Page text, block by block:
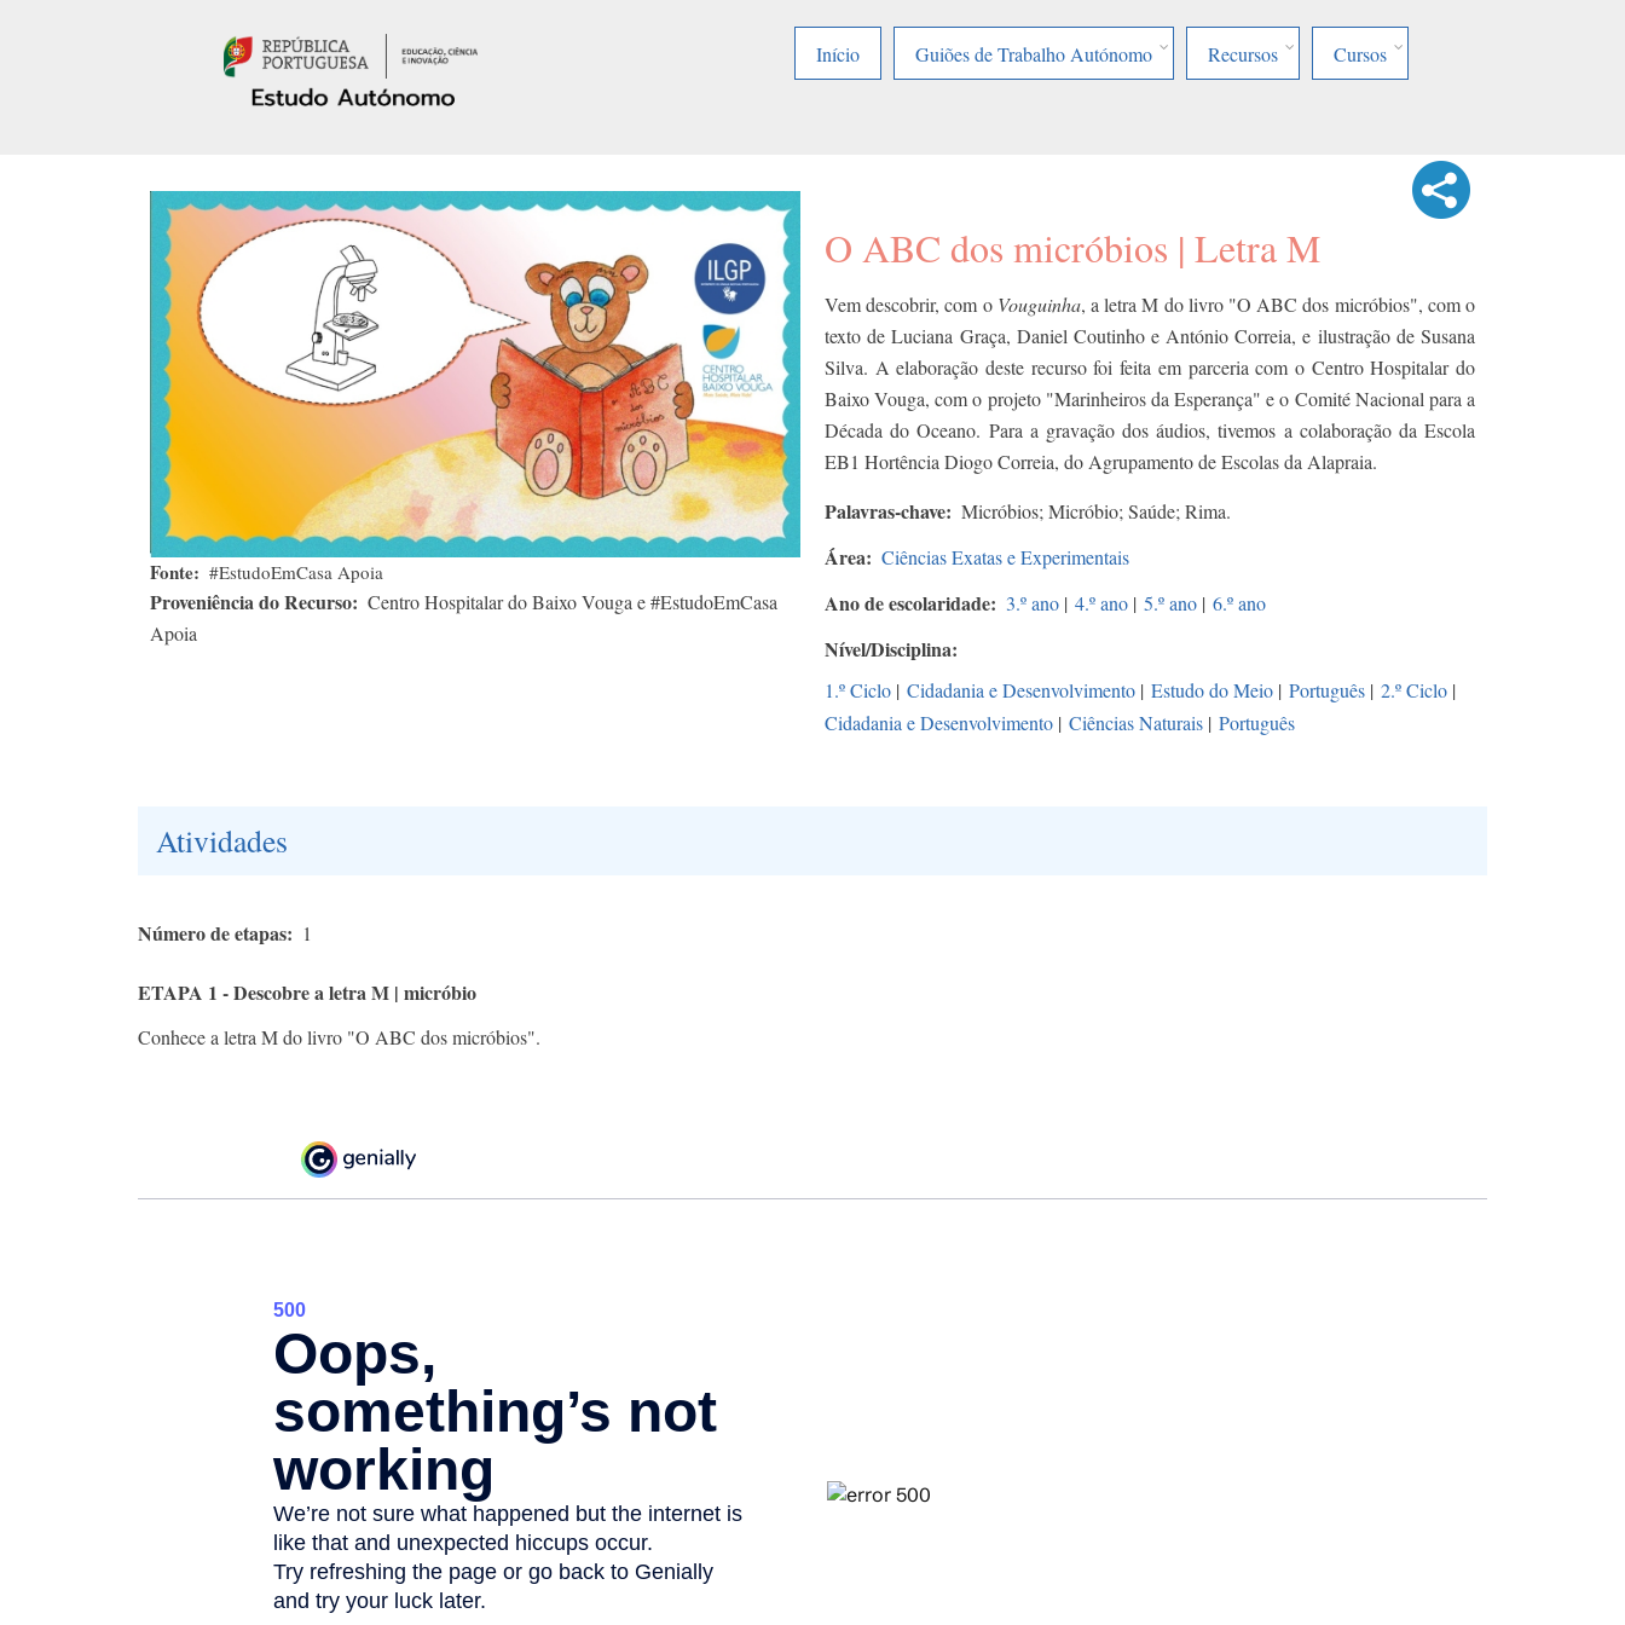
Início
Guiões de Trabalho Autónomo Recursos Cursos
Fonte #EstudoEmCasa Apoia
Proveniência do Recurso
Centro Hospitalar do Baixo Vouga e #EstudoEmCasa
Apoia
O ABC dos micróbios | Letra M
Vem descobrir, com o Vouguinha, a letra M do livro "O ABC dos micróbios", com o
texto de Luciana Graça, Daniel Coutinho e António Correia, e ilustração de Susana
Silva. A elaboração deste recurso foi feita em parceria com o Centro Hospitalar do
Baixo Vouga, com o projeto "Marinheiros da Esperança" e o Comité Nacional para a
Década do Oceano. Para a gravação dos áudios, tivemos a colaboração da Escola
EB1 Hortência Diogo Correia, do Agrupamento de Escolas da Alapraia.
Palavras-chave Micróbios; Micróbio; Saúde; Rima.
Área Ciências Exatas e Experimentais
Ano de escolaridade 3.º ano | 4.º ano | 5.º ano | 6.º ano
Nível/Disciplina
1.º Ciclo | Cidadania e Desenvolvimento | Estudo do Meio | Português | 2.º Ciclo |
Cidadania e Desenvolvimento | Ciências Naturais | Português
Atividades
Número de etapas 1
ETAPA 1 - Descobre a letra M | micróbio
Conhece a letra M do livro "O ABC dos micróbios".